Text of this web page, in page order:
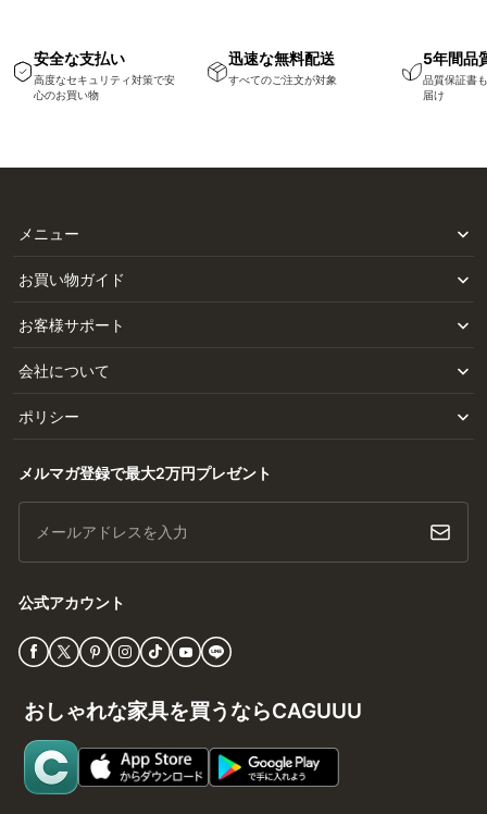
安全な支払い
高度なセキュリティ対策で安
心のお買い物
迅速な無料配送
すべてのご注文が対象
5年間品
品質保証書
届け
メニュー
お買い物ガイド
お客様サポート
会社について
ポリシー
メルマガ登録で最大2万円プレゼント
メールアドレスを入力
公式アカウント
おしゃれな家具を買うならCAGUUU